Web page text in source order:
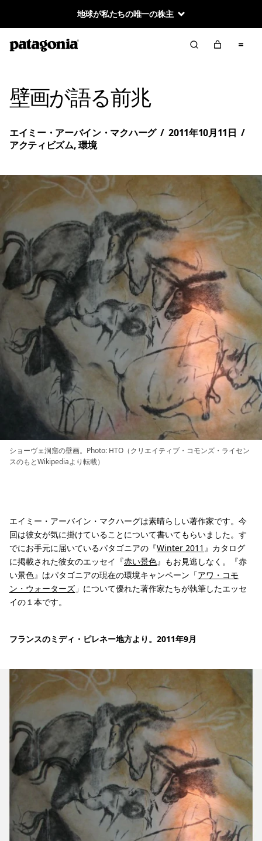
地球が私たちの唯一の株主
壁画が語る前兆
エイミー・アーバイン・マクハーグ / 2011年10月11日 /
アクティビズム,環境
ショーヴェ洞窟の壁画。Photo: HTO（クリエイティブ・コモンズ・ライセン
スのもとWikipediaより転載）
エイミー・アーバイン・マクハーグは素晴らしい著作家です。今
回は彼女が気に掛けていることについて書いてもらいました。す
でにお手元に届いているパタゴニアの『Winter 2011 』カタログ
に掲載された彼女のエッセイ『赤い景色』もお見逃しなく。『赤
い景色』はパタゴニアの現在の環境キャンペーン「アワ・コモ
ン・ウォーターズ 」について優れた著作家たちが執筆したエッセ
イの１本です。
フランスのミディ・ピレネー地方より。2011年9月